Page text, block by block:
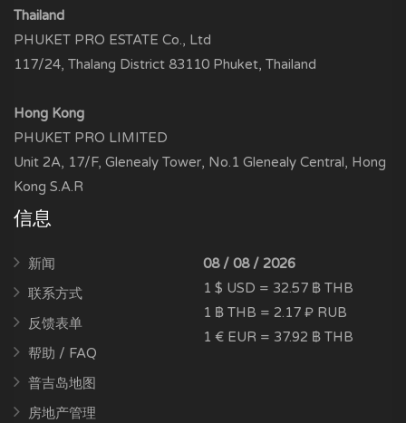
Thailand
PHUKET PRO ESTATE Co., Ltd
117/24, Thalang District 83110 Phuket, Thailand
Hong Kong
PHUKET PRO LIMITED
Unit 2A, 17/F, Glenealy Tower, No.1 Glenealy Central, Hong
Kong S.A.R
信息
新闻
联系方式
反馈表单
帮助 / FAQ
普吉岛地图
房地产管理
08 / 08 / 2026
1 $ USD = 32.57 ฿ THB
1 ฿ THB = 2.17 ₽ RUB
1 € EUR = 37.92 ฿ THB